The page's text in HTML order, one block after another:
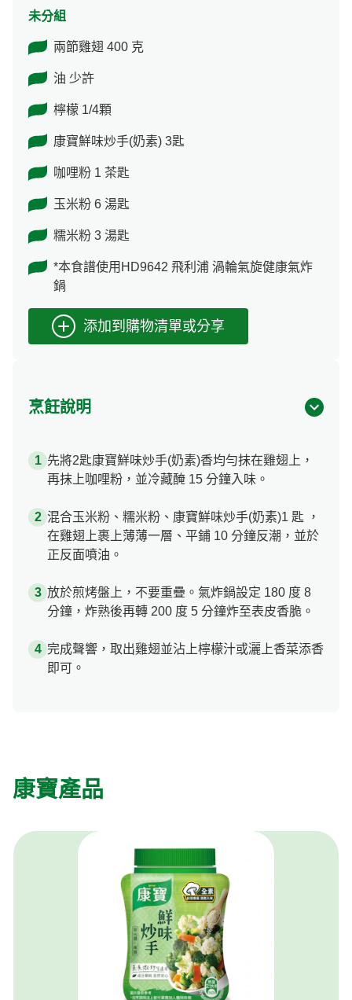
未分組
兩節雞翅 400 克
油 少許
檸檬 1/4顆
康寶鮮味炒手(奶素) 3匙
咖哩粉 1 茶匙
玉米粉 6 湯匙
糯米粉 3 湯匙
*本食譜使用HD9642 飛利浦 渦輪氣旋健康氣炸
鍋
烹飪說明
先將2匙康寶鮮味炒手(奶素)香均勻抹在雞翅上，
再抹上咖哩粉，並冷藏醃 15 分鐘入味。
混合玉米粉、糯米粉、康寶鮮味炒手(奶素)1 匙 ，
在雞翅上裹上薄薄一層、平鋪 10 分鐘反潮，並於
正反面噴油。
放於煎烤盤上，不要重疊。氣炸鍋設定 180 度 8
分鐘，炸熟後再轉 200 度 5 分鐘炸至表皮香脆。
完成聲響，取出雞翅並沾上檸檬汁或灑上香菜添香
即可。
康寶產品